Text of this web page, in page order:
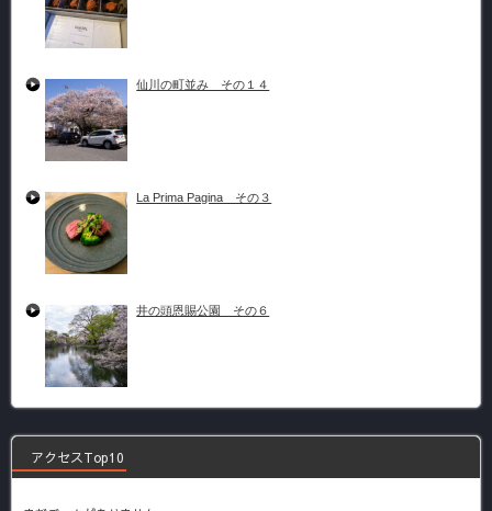
仙川の町並み その１４
La Prima Pagina その３
井の頭恩賜公園 その６
アクセスTop10